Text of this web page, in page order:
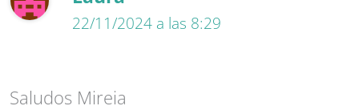
22/11/2024 a las 8:29
Saludos Mireia